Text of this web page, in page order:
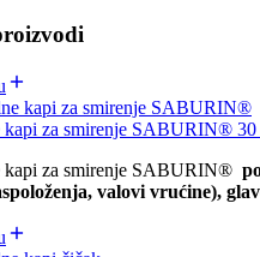
za smirenje SABURIN® 30
kapi za smirenje SABURIN®
valovi vrućine),